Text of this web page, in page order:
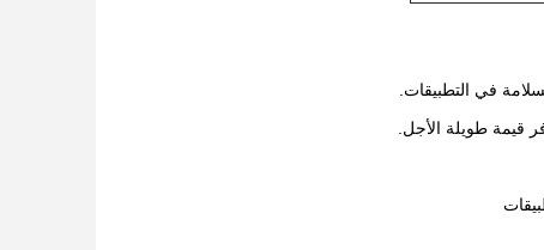
في التطبيقات.
قيمة طويلة الأجل.